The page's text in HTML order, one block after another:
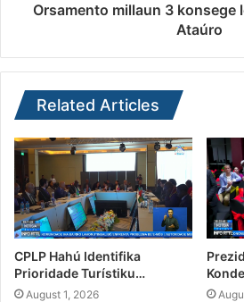
Orsamento millaun 3 konsege
Ataúro
Related Articles
CPLP Hahú Identifika
Prioridade Turístiku…
August 1, 2026